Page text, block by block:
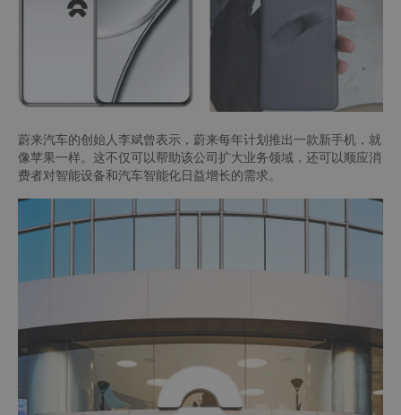
蔚来汽车的创始人李斌曾表示，蔚来每年计划推出一款新手机，就
像苹果一样。这不仅可以帮助该公司扩大业务领域，还可以顺应消
费者对智能设备和汽车智能化日益增长的需求。